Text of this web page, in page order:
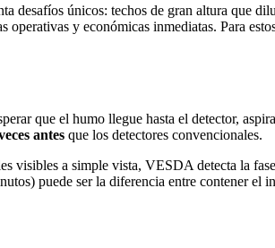
desafíos únicos: techos de gran altura que
y económicas inmediatas. Para
que el humo llegue hasta el detector,
antes que los detectores convencionales.
visibles a simple vista, VESDA detecta la
puede ser la diferencia entre contener el